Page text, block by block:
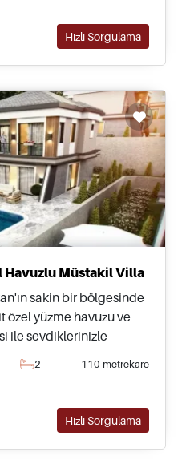
Hızlı Sorgulama
Havuzlu Müstakil Villa
sakin bir bölgesinde
özel yüzme havuzu ve
ile sevdiklerinizle
için idealdir.
2 110 metrekare
Hızlı Sorgulama